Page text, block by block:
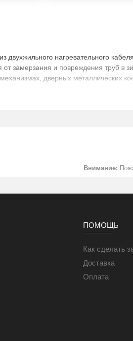
двухжильного нагревательного
замерзания и повреждения труб в
дверных металлических
Внимание:
ПОМОЩЬ
Как сделать
Доставка
Оплата